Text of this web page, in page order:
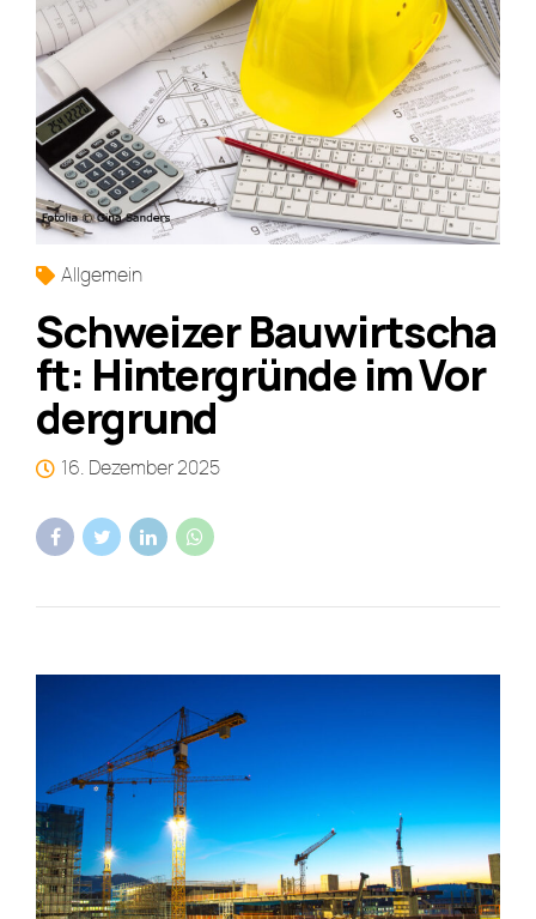
Allgemein
Schweizer Bauwirtscha
ft: Hintergründe im Vor
dergrund
16. Dezember 2025